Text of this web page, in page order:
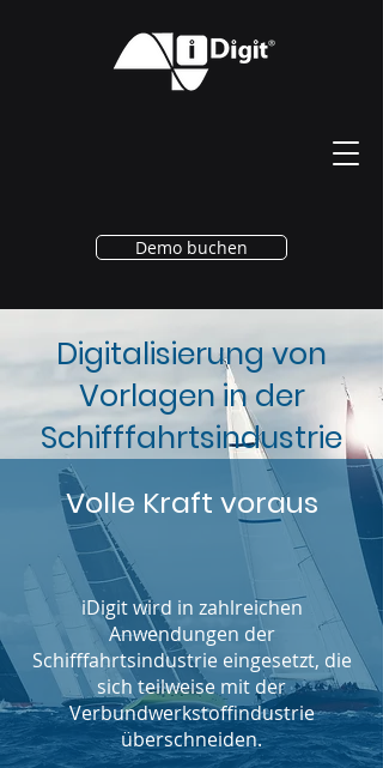
Demo buchen
Digitalisierung von
Vorlagen in der
Schifffahrtsindustrie
Volle Kraft voraus
iDigit wird in zahlreichen
Anwendungen der
Schifffahrtsindustrie eingesetzt, die
sich teilweise mit der
Verbundwerkstoffindustrie
überschneiden.